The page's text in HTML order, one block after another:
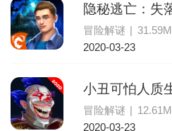
隐秘逃亡：失
冒险解谜 |
2020-03-23
小丑可怕人质
冒险解谜 |
2020-03-23